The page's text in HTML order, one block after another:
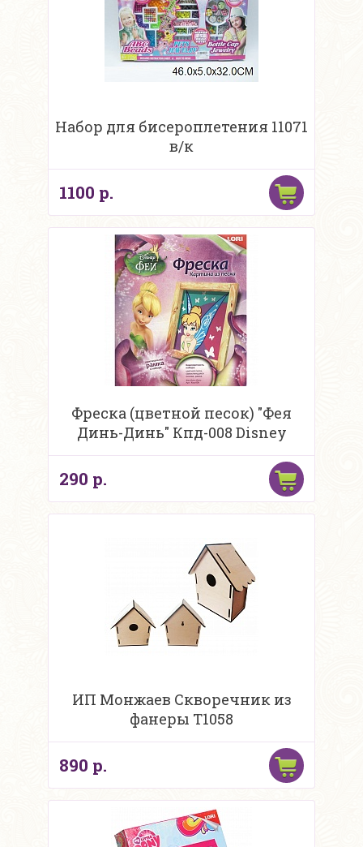
Набор для бисероплетения 11071
в/к
1100 р.
Фреска (цветной песок) "Фея
Динь-Динь" Кпд-008 Disney
290 р.
ИП Монжаев Скворечник из
фанеры Т1058
890 р.